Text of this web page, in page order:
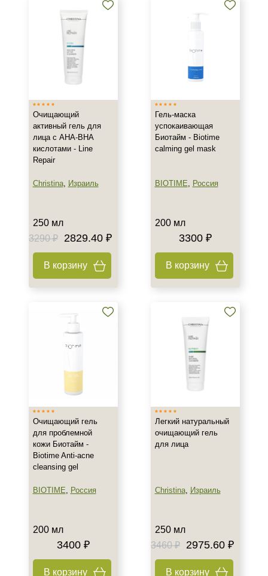
Очищающий
активный гель для
лица с AHA-BHA
кислотами - Line
Repair
Christina, Израиль
250 мл
3290 ₽
2829.40 ₽
В корзину
Гель-маска
успокаивающая
Биотайм - Biotime
calming gel mask
BIOTIME, Россия
200 мл
3300 ₽
В корзину
Очищающий гель
для проблемной
кожи Биотайм -
Biotime Anti-acne
cleansing gel
BIOTIME, Россия
200 мл
3400 ₽
В корзину
Легкий натуральный
очищающий гель
для лица
Christina, Израиль
250 мл
3460 ₽
2975.60 ₽
В корзину